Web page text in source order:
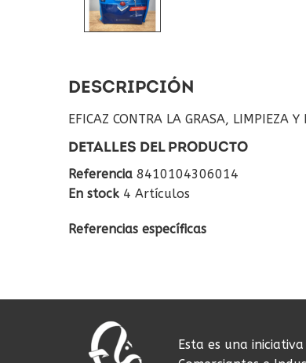
DESCRIPCIÓN
EFICAZ CONTRA LA GRASA, LIMPIEZA Y
DETALLES DEL PRODUCTO
Referencia 8410104306014
En stock 4 Artículos
Referencias específicas
Esta es una